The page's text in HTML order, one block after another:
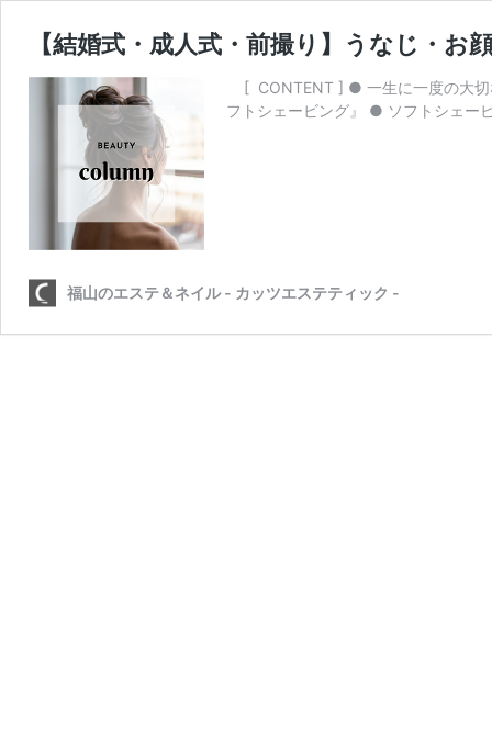
【結婚式・成人式・前撮り】うなじ・お
[ CONTENT ] ● 一生に一度の大切
フトシェービング』 ● ソフトシェ
福山のエステ＆ネイル - カッツエステティック -